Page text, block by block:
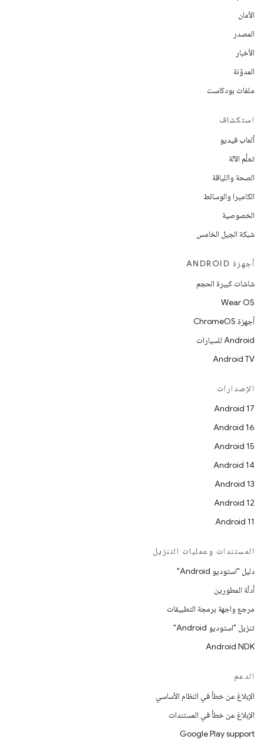
الأمان
المصدر
الأخبار
المدوّنة
ملفات بودكاست
استكشاف
ألعاب فيديو
تعلُم الآلة
الصحة واللياقة
الكاميرا والوسائط
الخصوصية
شبكة الجيل الخامس
أجهزة ANDROID
شاشات كبيرة الحجم
Wear OS
أجهزة ChromeOS
Android للسيارات
Android TV
الإصدارات
Android 17
Android 16
Android 15
Android 14
Android 13
Android 12
Android 11
المستندات وعمليات التنزيل
دليل "استوديو Android"
أدلّة المطورين
مرجع واجهة برمجة التطبيقات
تنزيل "استوديو Android"
Android NDK
الدعم
الإبلاغ عن خطأ في النظام الأساسي
الإبلاغ عن خطأ في المستندات
Google Play support